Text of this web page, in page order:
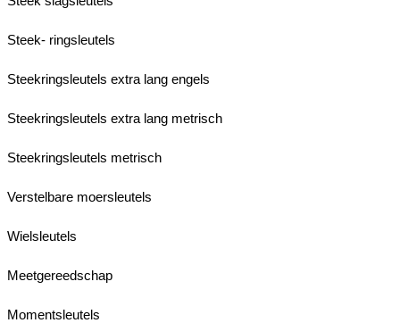
Steek- ringsleutels
Steekringsleutels extra lang engels
Steekringsleutels extra lang metrisch
Steekringsleutels metrisch
Verstelbare moersleutels
Wielsleutels
Meetgereedschap
Momentsleutels